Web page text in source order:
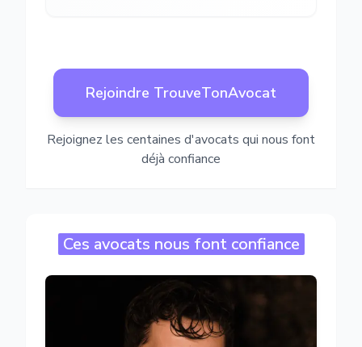
Rejoindre TrouveTonAvocat
Rejoignez les centaines d'avocats qui nous font
déjà confiance
Ces avocats nous font confiance